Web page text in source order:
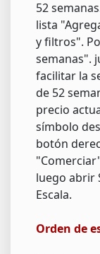
52
lista
y filtros".
semanas".
facilitar la
de 52
precio
símbolo
botón
luego abrir
Escala.
Orden de